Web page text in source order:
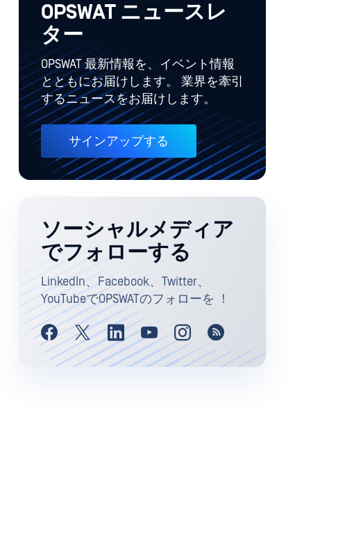
OPSWAT ニュースレ
ター
OPSWAT 最新情報を、イベント情報
とともにお届けします。 業界を牽引
するニュースをお届けします。
サインアップする
ソーシャルメディア
でフォローする
LinkedIn、Facebook、Twitter、
YouTubeでOPSWATのフォローを ！